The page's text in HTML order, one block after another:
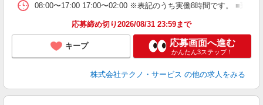
08:00〜17:00 17:00〜02:00 ※表記のうち実働8時間です。
応募締め切り2026/08/31 23:59まで
キープ 応募画面へ進む
かんたん3ステップ！
株式会社テクノ・サービス の他の求人をみる